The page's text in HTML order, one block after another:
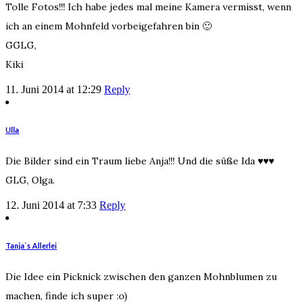
Tolle Fotos!!! Ich habe jedes mal meine Kamera vermisst, wenn
ich an einem Mohnfeld vorbeigefahren bin 🙂
GGLG,
Kiki
11. Juni 2014 at 12:29 Reply
Ulla
Die Bilder sind ein Traum liebe Anja!!! Und die süße Ida ♥♥♥
GLG, Olga.
12. Juni 2014 at 7:33 Reply
Tanja`s Allerlei
Die Idee ein Picknick zwischen den ganzen Mohnblumen zu
machen, finde ich super :o)